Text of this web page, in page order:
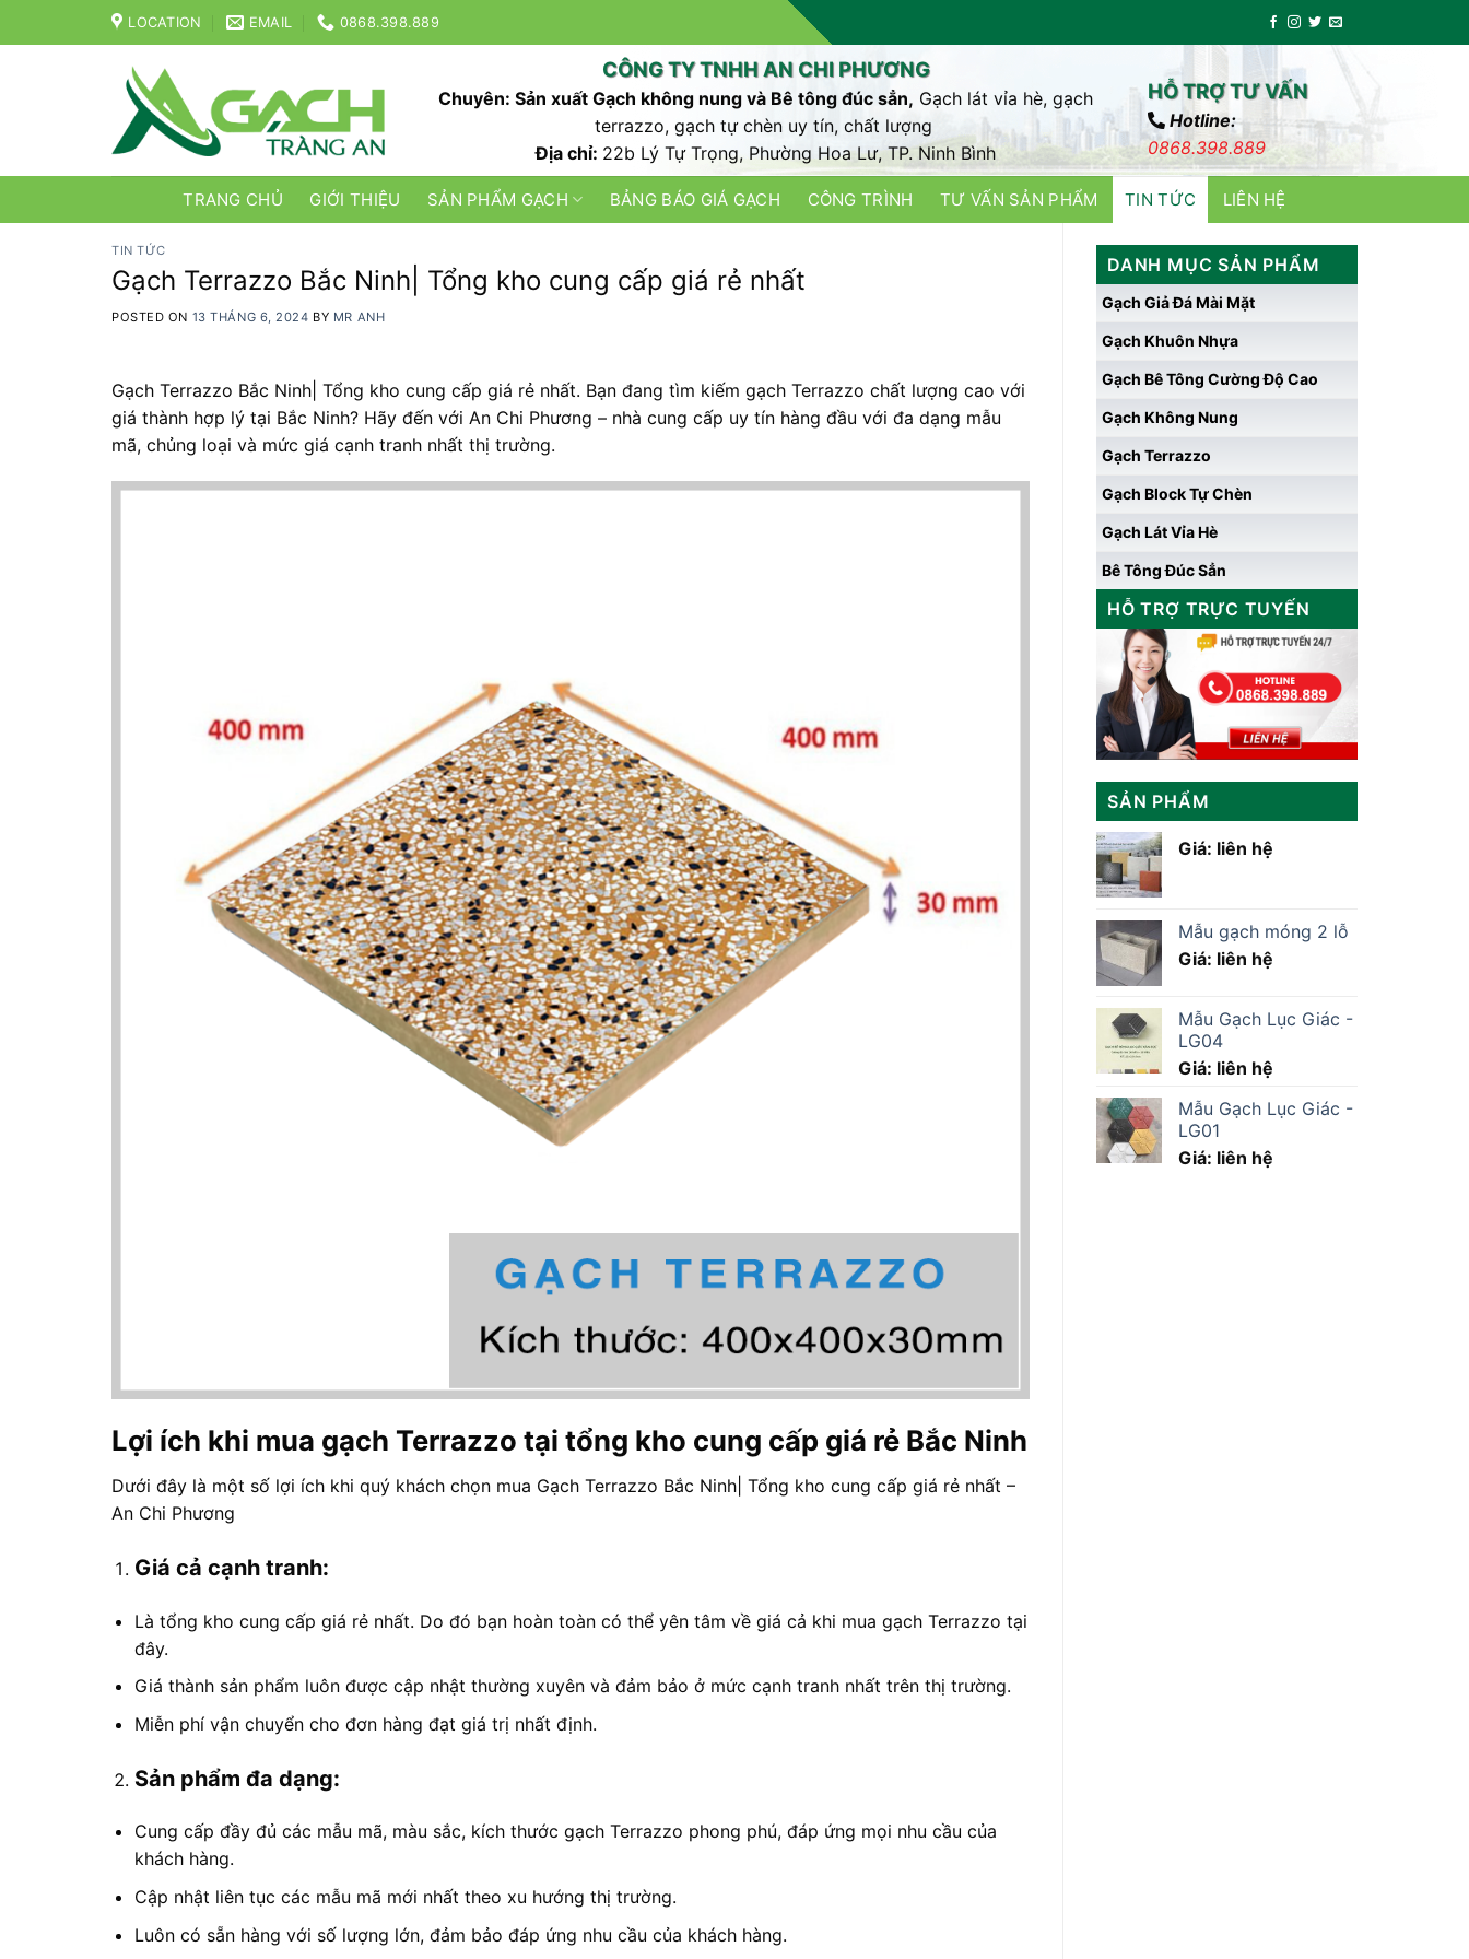
to
LOCATION EMAIL 0868.398.889
CÔNG TY TNHH AN CHI PHƯƠNG
Chuyên: Sản xuất Gạch không nung và Bê tông đúc sẳn, Gạch lát vỉa hè, gạch
terrazzo, gạch tự chèn uy tín, chất lượng
Địa chỉ: 22b Lý Tự Trọng, Phường Hoa Lư, TP. Ninh Bình
HỖ TRỢ TƯ VẤN
Hotline:
0868.398.889
TRANG CHỦ GIỚI THIỆU SẢN PHẨM GẠCH BẢNG BÁO GIÁ GẠCH CÔNG TRÌNH TƯ VẤN SẢN PHẨM TIN TỨC LIÊN HỆ
TIN TỨC
Gạch Terrazzo Bắc Ninh| Tổng kho cung cấp giá rẻ nhất
POSTED ON 13 THÁNG 6, 2024 BY MR ANH
Gạch Terrazzo Bắc Ninh| Tổng kho cung cấp giá rẻ nhất. Bạn đang tìm kiếm gạch Terrazzo chất lượng cao với
giá thành hợp lý tại Bắc Ninh? Hãy đến với An Chi Phương – nhà cung cấp uy tín hàng đầu với đa dạng mẫu
mã, chủng loại và mức giá cạnh tranh nhất thị trường.
Lợi ích khi mua gạch Terrazzo tại tổng kho cung cấp giá rẻ Bắc Ninh
Dưới đây là một số lợi ích khi quý khách chọn mua Gạch Terrazzo Bắc Ninh| Tổng kho cung cấp giá rẻ nhất –
An Chi Phương
Giá cả cạnh tranh:
Là tổng kho cung cấp giá rẻ nhất. Do đó bạn hoàn toàn có thể yên tâm về giá cả khi mua gạch Terrazzo tại
đây.
Giá thành sản phẩm luôn được cập nhật thường xuyên và đảm bảo ở mức cạnh tranh nhất trên thị trường.
Miễn phí vận chuyển cho đơn hàng đạt giá trị nhất định.
Sản phẩm đa dạng:
Cung cấp đầy đủ các mẫu mã, màu sắc, kích thước gạch Terrazzo phong phú, đáp ứng mọi nhu cầu của
khách hàng.
Cập nhật liên tục các mẫu mã mới nhất theo xu hướng thị trường.
Luôn có sẵn hàng với số lượng lớn, đảm bảo đáp ứng nhu cầu của khách hàng.
DANH MỤC SẢN PHẨM
Gạch Giả Đá Mài Mặt
Gạch Khuôn Nhựa
Gạch Bê Tông Cường Độ Cao
Gạch Không Nung
Gạch Terrazzo
Gạch Block Tự Chèn
Gạch Lát Vỉa Hè
Bê Tông Đúc Sẳn
HỖ TRỢ TRỰC TUYẾN
SẢN PHẨM
Giá: liên hệ
Mẫu gạch móng 2 lỗ
Giá: liên hệ
Mẫu Gạch Lục Giác -
LG04
Giá: liên hệ
Mẫu Gạch Lục Giác -
LG01
Giá: liên hệ